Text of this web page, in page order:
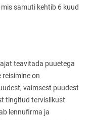
samuti kehtib 6 kuud
teavitada puuetega
reisimine on
vaimsest puudest
tingitud tervislikust
lennufirma ja